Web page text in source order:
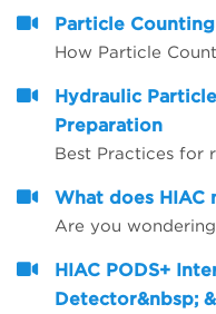
Particle
Hydraulic
Preparation
Best Practices for
What does HIAC
HIAC PODS+
Detector&nbsp;